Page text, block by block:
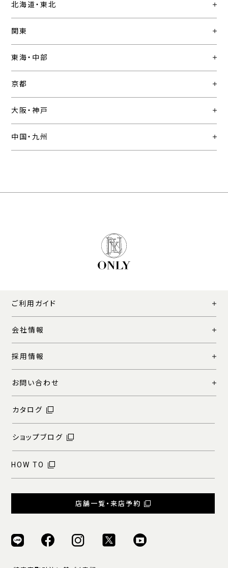
北海道・東北
関東
東海・中部
京都
大阪・神戸
中国・九州
ご利用ガイド
会社情報
採用情報
お問い合わせ
カタログ
ショップブログ
HOW TO
店舗一覧・来店予約